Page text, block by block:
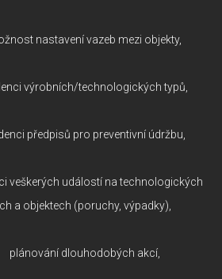
nastavení vazeb mezi objekty,
výrobních/technologických typů,
předpisů pro preventivní údržbu,
událostí na technologických
a objektech (poruchy, výpadky),
dlouhodobých akcí,